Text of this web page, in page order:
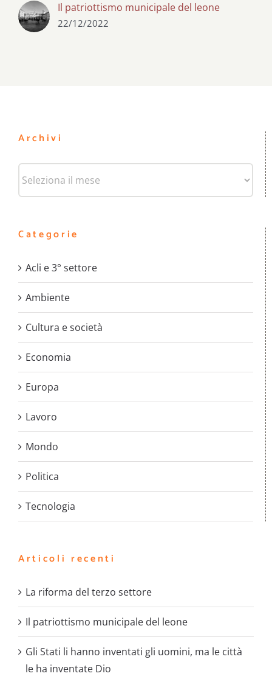
Il patriottismo municipale del leone
22/12/2022
Archivi
Categorie
Acli e 3° settore
Ambiente
Cultura e società
Economia
Europa
Lavoro
Mondo
Politica
Tecnologia
Articoli recenti
La riforma del terzo settore
Il patriottismo municipale del leone
Gli Stati li hanno inventati gli uomini, ma le città
le ha inventate Dio